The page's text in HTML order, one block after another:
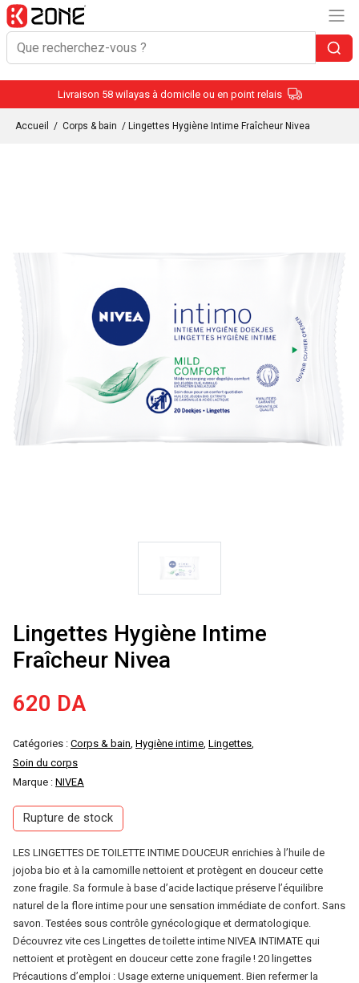
Livraison 58 wilayas à domicile ou en point relais
Accueil / Corps & bain / Lingettes Hygiène Intime Fraîcheur Nivea
Lingettes Hygiène Intime
Fraîcheur Nivea
620 DA
Catégories : Corps & bain, Hygiène intime, Lingettes,
Soin du corps
Marque : NIVEA
Rupture de stock
LES LINGETTES DE TOILETTE INTIME DOUCEUR enrichies à l’huile de
jojoba bio et à la camomille nettoient et protègent en douceur cette
zone fragile. Sa formule à base d’acide lactique préserve l’équilibre
naturel de la flore intime pour une sensation immédiate de confort. Sans
savon. Testées sous contrôle gynécologique et dermatologique.
Découvrez vite ces Lingettes de toilette intime NIVEA INTIMATE qui
nettoient et protègent en douceur cette zone fragile ! 20 lingettes
Précautions d’emploi : Usage externe uniquement. Bien refermer la